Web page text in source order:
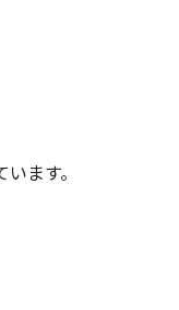
ます。